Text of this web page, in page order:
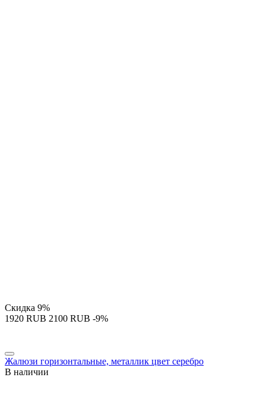
Скидка 9%
‍1920‍ RUB ‍2100‍ RUB -9%
Жалюзи горизонтальные, металлик цвет серебро
В наличии